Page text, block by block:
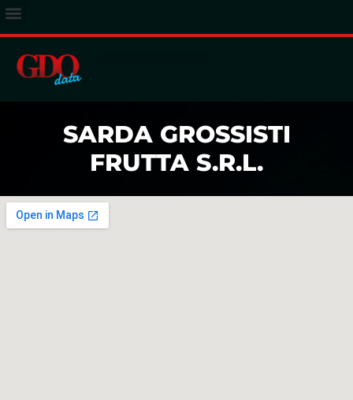
SARDA GROSSISTI
FRUTTA S.R.L.